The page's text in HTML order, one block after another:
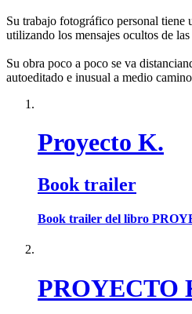
Su trabajo fotográfico personal tiene
utilizando los mensajes ocultos de
Su obra poco a poco se va
autoeditado e inusual a medio
Proyecto K.
Book trailer
Book trailer del libro
PROYECTO